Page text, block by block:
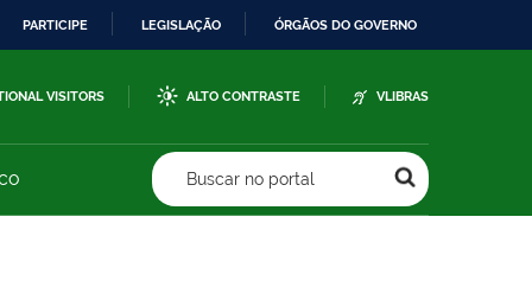
PARTICIPE LEGISLAÇÃO ÓRGÃOS DO GOVERNO
VISITORS ALTO CONTRASTE VLIBRAS
Buscar no portal